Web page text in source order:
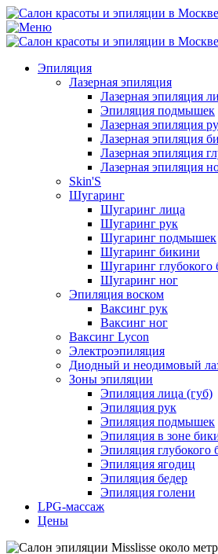
Эпиляция
Лазерная эпиляция
Лазерная эпиляция
Эпиляция подмышек
Лазерная эпиляция
Лазерная эпиляция
Лазерная эпиляция
Лазерная эпиляция
Skin'S
Шугаринг
Шугаринг лица
Шугаринг рук
Шугаринг подмышек
Шугаринг бикини
Шугаринг глубокого
Шугаринг ног
Эпиляция воском
Ваксинг рук
Ваксинг ног
Ваксинг Lycon
Электроэпиляция
Диодный и неодимовый
Зоны эпиляции
Эпиляция лица (губ)
Эпиляция рук
Эпиляция подмышек
Эпиляция в зоне
Эпиляция глубокого
Эпиляция ягодиц
Эпиляция бедер
Эпиляция голени
LPG-массаж
Цены